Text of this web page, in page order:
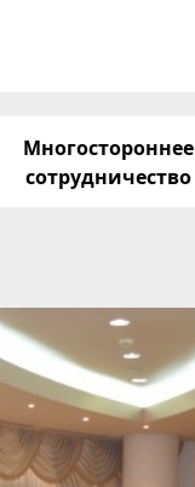
Многостороннее
сотрудничество